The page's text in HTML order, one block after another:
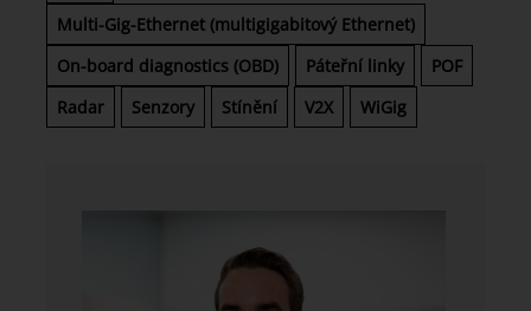
Multi-Gig-Ethernet (multigigabitový Ethernet)
On-board diagnostics (OBD)
Páteřní linky
POF
Radar
Senzory Stínění V2X WiGig